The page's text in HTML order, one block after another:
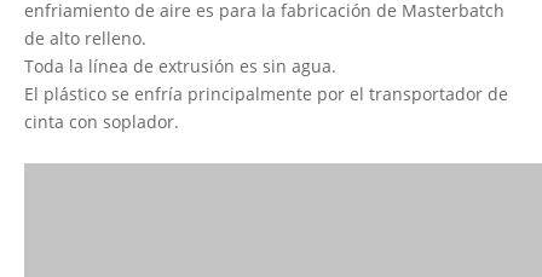
enfriamiento de aire es para la fabricación de Masterbatch
de alto relleno.
Toda la línea de extrusión es sin agua.
El plástico se enfría principalmente por el transportador de
cinta con soplador.